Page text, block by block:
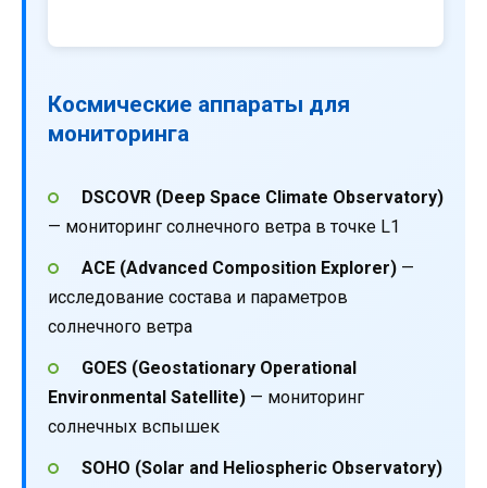
Космические аппараты для
мониторинга
DSCOVR (Deep Space Climate Observatory)
— мониторинг солнечного ветра в точке L1
ACE (Advanced Composition Explorer)—
исследование состава и параметров
солнечного ветра
GOES (Geostationary Operational
Environmental Satellite) — мониторинг
солнечных вспышек
SOHO (Solar and Heliospheric Observatory)